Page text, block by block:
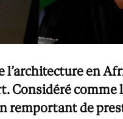
en
Considéré
remportant de